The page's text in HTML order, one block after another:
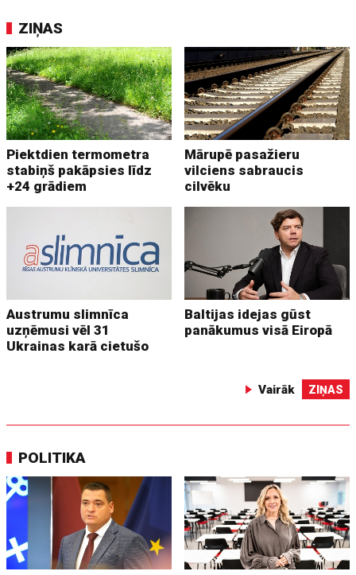
ZIŅAS
Piektdien termometra
stabiņš pakāpsies līdz
+24 grādiem
Mārupē pasažieru
vilciens sabraucis
cilvēku
Austrumu slimnīca
uzņēmusi vēl 31
Ukrainas karā cietušo
Baltijas idejas gūst
panākumus visā Eiropā
Vairāk ZIŅAS
POLITIKA